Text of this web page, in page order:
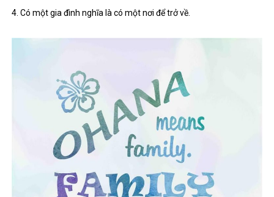
4. Có một gia đình nghĩa là có một nơi để trở về.